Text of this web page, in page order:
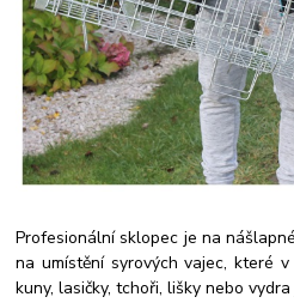
Profesionální sklopec je na
na umístění syrových vajec, které
kuny, lasičky, tchoři, lišky nebo